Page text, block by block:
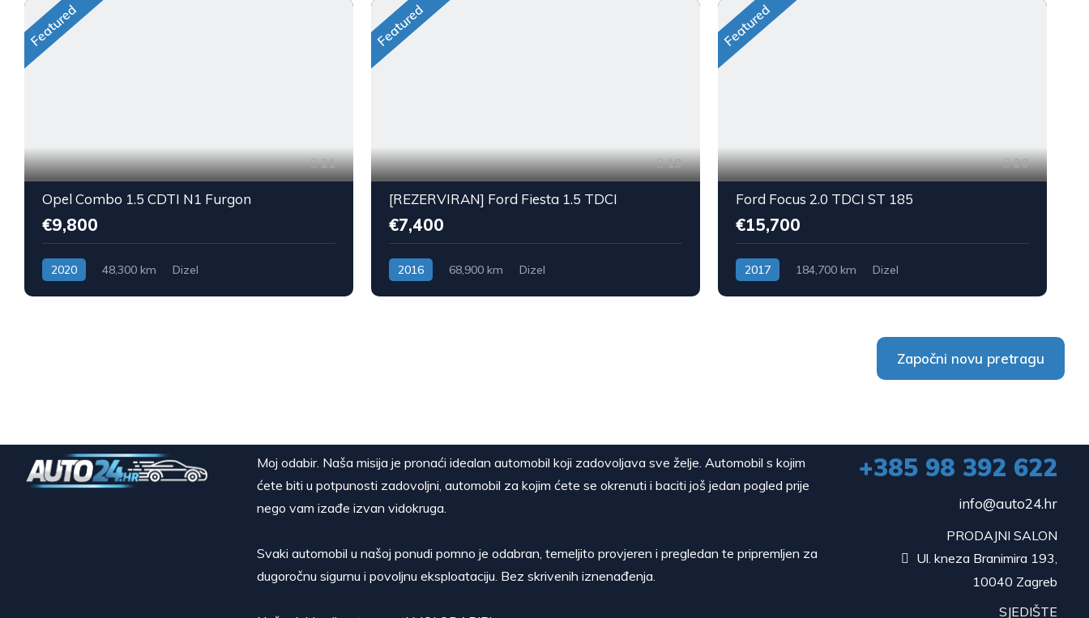
Featured
21
Opel Combo 1.5 CDTI N1 Furgon
€9,800
2020 48,300 km Dizel
Featured
19
[REZERVIRAN] Ford Fiesta 1.5 TDCI
€7,400
2016 68,900 km Dizel
Featured
20
Ford Focus 2.0 TDCI ST 185
€15,700
2017 184,700 km Dizel
Započni novu pretragu
Moj odabir. Naša misija je pronaći idealan automobil koji zadovoljava sve želje. Automobil s kojim
ćete biti u potpunosti zadovoljni, automobil za kojim ćete se okrenuti i baciti još jedan pogled prije
nego vam izađe izvan vidokruga.
Svaki automobil u našoj ponudi pomno je odabran, temeljito provjeren i pregledan te pripremljen za
dugoročnu sigurnu i povoljnu eksploataciju. Bez skrivenih iznenađenja.
+385 98 392 622
info@auto24.hr
PRODAJNI SALON
Ul. kneza Branimira 193,
10040 Zagreb
SJEDIŠTE